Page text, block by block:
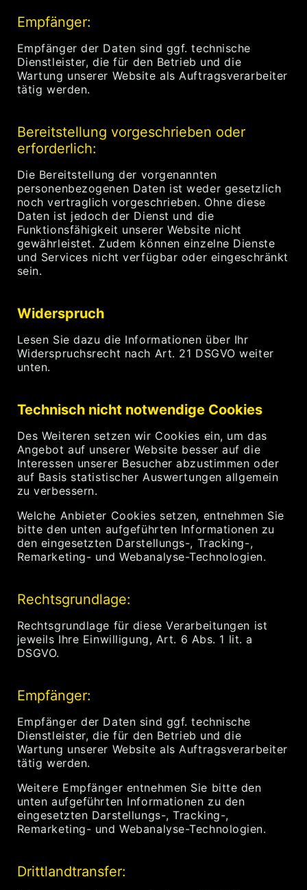
Empfänger:
Empfänger der Daten sind ggf. technische
Dienstleister, die für den Betrieb und die
Wartung unserer Website als Auftragsverarbeiter
tätig werden.
Bereitstellung vorgeschrieben oder
erforderlich:
Die Bereitstellung der vorgenannten
personenbezogenen Daten ist weder gesetzlich
noch vertraglich vorgeschrieben. Ohne diese
Daten ist jedoch der Dienst und die
Funktionsfähigkeit unserer Website nicht
gewährleistet. Zudem können einzelne Dienste
und Services nicht verfügbar oder eingeschränkt
sein.
Widerspruch
Lesen Sie dazu die Informationen über Ihr
Widerspruchsrecht nach Art. 21 DSGVO weiter
unten.
Technisch nicht notwendige Cookies
Des Weiteren setzen wir Cookies ein, um das
Angebot auf unserer Website besser auf die
Interessen unserer Besucher abzustimmen oder
auf Basis statistischer Auswertungen allgemein
zu verbessern.
Welche Anbieter Cookies setzen, entnehmen Sie
bitte den unten aufgeführten Informationen zu
den eingesetzten Darstellungs-, Tracking-,
Remarketing- und Webanalyse-Technologien.
Rechtsgrundlage:
Rechtsgrundlage für diese Verarbeitungen ist
jeweils Ihre Einwilligung, Art. 6 Abs. 1 lit. a
DSGVO.
Empfänger:
Empfänger der Daten sind ggf. technische
Dienstleister, die für den Betrieb und die
Wartung unserer Website als Auftragsverarbeiter
tätig werden.
Weitere Empfänger entnehmen Sie bitte den
unten aufgeführten Informationen zu den
eingesetzten Darstellungs-, Tracking-,
Remarketing- und Webanalyse-Technologien.
Drittlandtransfer: